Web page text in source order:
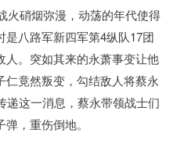
火硝烟弥漫，动荡的年代使得
八路军新四军第4纵队17团
人。突如其来的永萧事变让他
竟然叛变，勾结敌人将蔡永
递这一消息，蔡永带领战士们
，重伤倒地。